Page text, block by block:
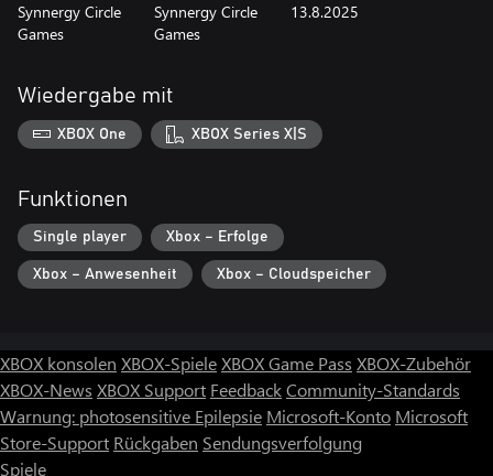
Synnergy Circle
Games
Synnergy Circle
Games
13.8.2025
Wiedergabe mit
XBOX One XBOX Series X|S
Funktionen
Single player Xbox – Erfolge
Xbox – Anwesenheit Xbox – Cloudspeicher
XBOX konsolen XBOX-SpieleXBOX Game Pass XBOX-Zubehör
XBOX-News XBOX Support FeedbackCommunity-Standards
Warnung: photosensitive Epilepsie Microsoft-Konto Microsoft
Store-Support Rückgaben Sendungsverfolgung
Spiele